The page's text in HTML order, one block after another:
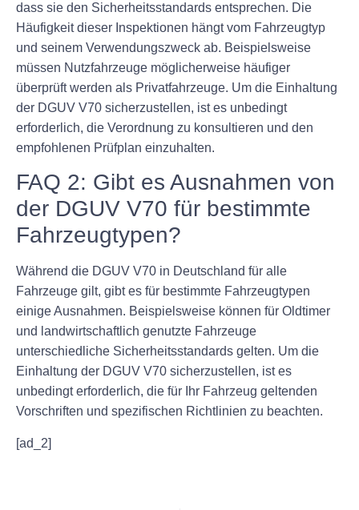
dass sie den Sicherheitsstandards entsprechen. Die
Häufigkeit dieser Inspektionen hängt vom Fahrzeugtyp
und seinem Verwendungszweck ab. Beispielsweise
müssen Nutzfahrzeuge möglicherweise häufiger
überprüft werden als Privatfahrzeuge. Um die Einhaltung
der DGUV V70 sicherzustellen, ist es unbedingt
erforderlich, die Verordnung zu konsultieren und den
empfohlenen Prüfplan einzuhalten.
FAQ 2: Gibt es Ausnahmen von
der DGUV V70 für bestimmte
Fahrzeugtypen?
Während die DGUV V70 in Deutschland für alle
Fahrzeuge gilt, gibt es für bestimmte Fahrzeugtypen
einige Ausnahmen. Beispielsweise können für Oldtimer
und landwirtschaftlich genutzte Fahrzeuge
unterschiedliche Sicherheitsstandards gelten. Um die
Einhaltung der DGUV V70 sicherzustellen, ist es
unbedingt erforderlich, die für Ihr Fahrzeug geltenden
Vorschriften und spezifischen Richtlinien zu beachten.
[ad_2]